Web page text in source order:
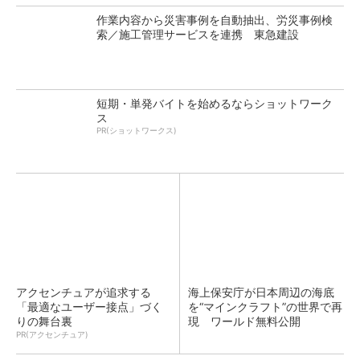
作業内容から災害事例を自動抽出、労災事例検
索／施工管理サービスを連携 東急建設
短期・単発バイトを始めるならショットワーク
ス
PR(ショットワークス)
アクセンチュアが追求する
「最適なユーザー接点」づく
りの舞台裏
PR(アクセンチュア)
海上保安庁が日本周辺の海底
を“マインクラフト”の世界で再
現 ワールド無料公開